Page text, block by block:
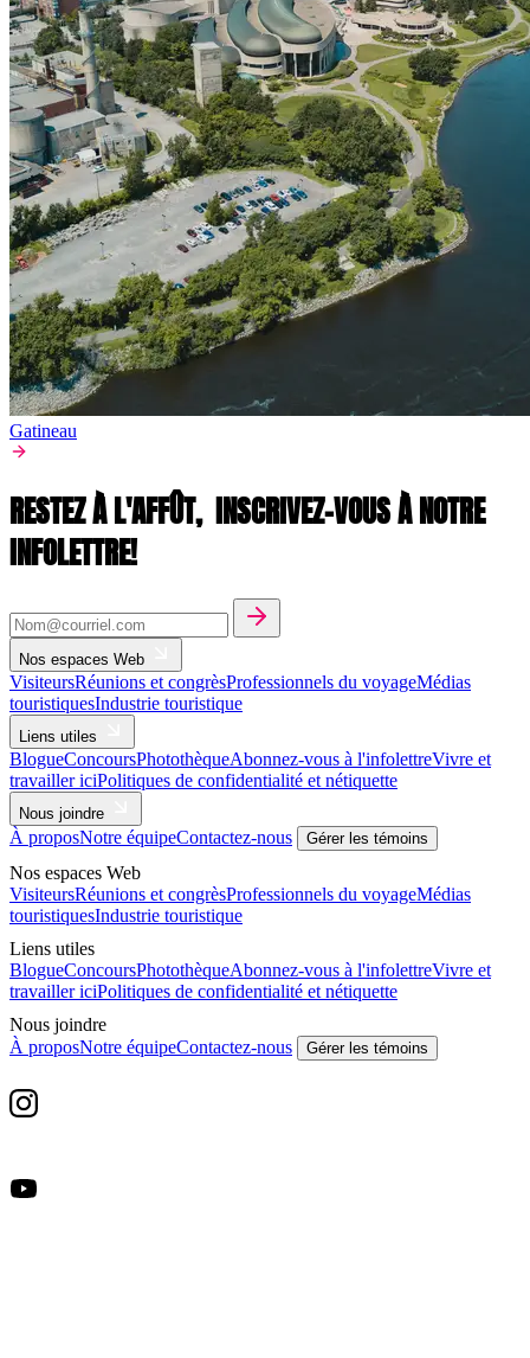
Gatineau
RESTEZ À L'AFFÛT, INSCRIVEZ-VOUS À NOTRE
INFOLETTRE!
Nos espaces Web
VisiteursRéunions et congrèsProfessionnels du voyageMédias
touristiquesIndustrie touristique
Liens utiles
BlogueConcoursPhotothèqueAbonnez-vous à l'infolettreVivre et
travailler iciPolitiques de confidentialité et nétiquette
Nous joindre
À proposNotre équipeContactez-nous Gérer les témoins
Nos espaces Web
VisiteursRéunions et congrèsProfessionnels du voyageMédias
touristiquesIndustrie touristique
Liens utiles
BlogueConcoursPhotothèqueAbonnez-vous à l'infolettreVivre et
travailler iciPolitiques de confidentialité et nétiquette
Nous joindre
À proposNotre équipeContactez-nous Gérer les témoins